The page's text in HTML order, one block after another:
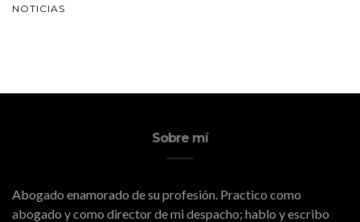
NOTICIAS
Sobre mí
Abogado enamorado de su profesión. Practico como
abogado y como director de mi despacho; hablo y escribo